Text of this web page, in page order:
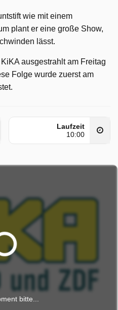
wie mit einem
plant er eine große Show,
lässt.
ausgestrahlt am Freitag
Folge wurde zuerst am
Laufzeit
10:00
bitte...